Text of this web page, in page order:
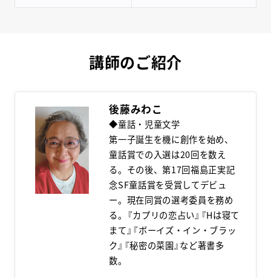
講師のご紹介
後藤みわこ
◆童話・児童文学
第一子誕生を機に創作を始め、
童話賞での入選は20回を数え
る。その後、第17回福島正実記
念SF童話賞を受賞してデビュ
ー。現在同賞の選考委員を務め
る。『カプリの恋占い』『Hは寝て
まて』『ボーイズ・イン・ブラッ
ク』『秘密の菜園』など著書多
数。